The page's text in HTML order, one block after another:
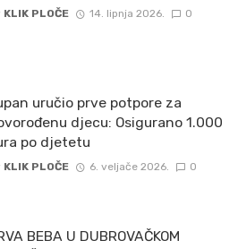
KLIK PLOČE 14. lipnja 2026. 0
uručio prve potpore za
djecu: Osigurano 1.000
po djetetu
KLIK PLOČE 6. veljače 2026. 0
BEBA U DUBROVAČKOM